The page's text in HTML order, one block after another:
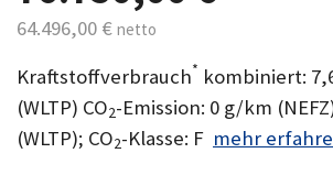
64.496,00 € netto
Kraftstoffverbrauch* kombiniert:
(WLTP) CO2-Emission: 0 g/km
(WLTP); CO2-Klasse: F mehr